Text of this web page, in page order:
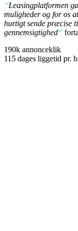
“Leasingplatformen
muligheder og for os
hurtigt sende præcise
gennemsigtighed“
190k annonceklik
115 dages liggetid pr.